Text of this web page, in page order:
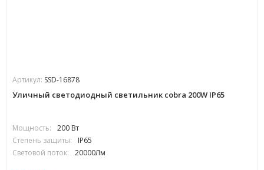
Артикул: SSD-16878
Уличный светодиодный светильник cobra 200W IP65
Мощность:
200 Вт
Степень защиты:
IP65
Световой поток:
20000Лм